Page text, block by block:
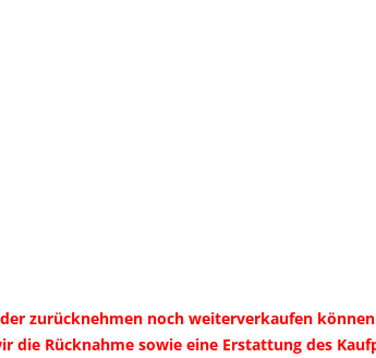
zurücknehmen noch weiterverkaufen
Rücknahme sowie eine Erstattung des